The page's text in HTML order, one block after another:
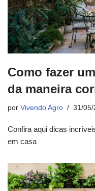
Como fazer
da maneira
por Vivendo Agro 31/05/
Confira aqui dicas
em casa